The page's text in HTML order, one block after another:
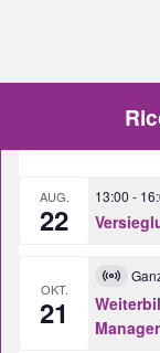
AUG.
22
13:00 -
OKT.
21
Virtuell